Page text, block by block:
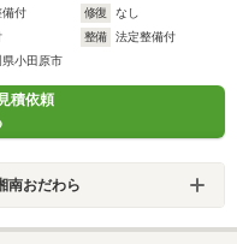
備付 修復
なし
整備
法定整備付
県小田原市
積依頼
南おだわら